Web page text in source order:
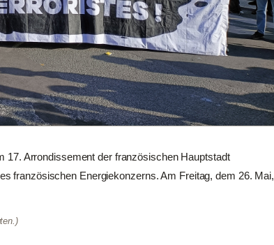
17. Arrondissement der französischen Hauptstadt
französischen Energiekonzerns. Am Freitag, dem 26. Mai,